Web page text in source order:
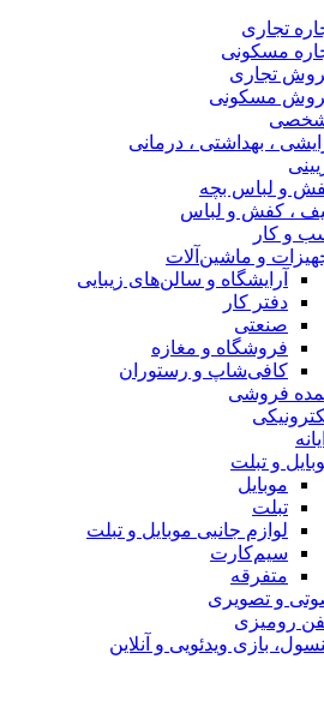
تجاری
مسکونی
تجاری
مسکونی
، بهداشتی ، درمانی
و لباس بچه
، کفش و لباس
و کار
و ماشین‌آلات
آرایشگاه و سالن‌های زیبایی
دفتر کار
صنعتی
فروشگاه و مغازه
کافی‌شاپ و رستوران
فروشی
و تبلت
موبایل
تبلت
لوازم جانبی موبایل و تبلت
سیم‌کارت
متفرقه
و تصویری
رومیزی
بازی‌ ویدئویی و آنلاین